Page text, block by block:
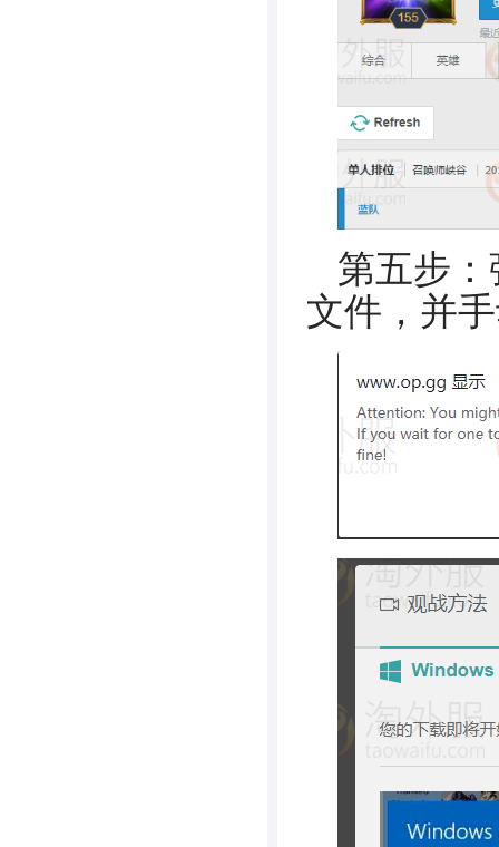
第五步
文件，并